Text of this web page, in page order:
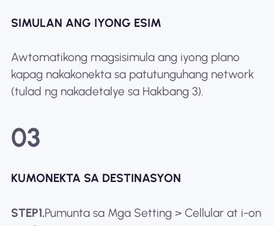
SIMULAN ANG IYONG ESIM
Awtomatikong magsisimula ang iyong plano
kapag nakakonekta sa patutunguhang network
(tulad ng nakadetalye sa Hakbang 3).
03
KUMONEKTA SA DESTINASYON
STEP1.Pumunta sa Mga Setting > Cellular at i-on